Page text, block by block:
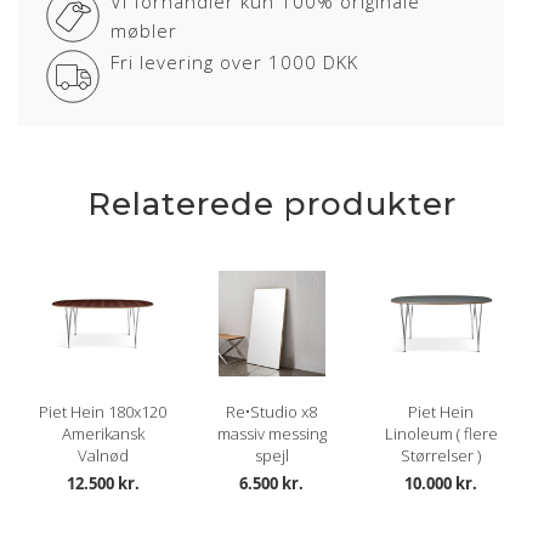
møbler
Fri levering over 1000 DKK
Relaterede produkter
Piet Hein 180x120
Amerikansk
Valnød
12.500 kr.
Re•Studio x8
massiv messing
spejl
6.500 kr.
Piet Hein
Linoleum ( flere
Størrelser )
10.000 kr.